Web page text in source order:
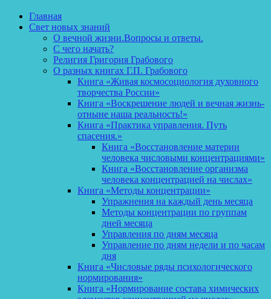
Главная
Свет новых знаний
О вечной жизни.Вопросы и ответы.
С чего начать?
Религия Григория Грабового
О разных книгах Г.П. Грабового
Книга «Живая космосоциология духовного
творчества России»
Книга «Воскрешение людей и вечная жизнь-
отныне наша реальность!»
Книга «Практика управления. Путь
спасения.»
Книга «Восстановление материи
человека числовыми концентрациями»
Книга «Восстановление организма
человека концентрацией на числах»
Книга «Методы концентрации»
Упражнения на каждый день месяца
Методы концентрации по группам
дней месяца
Управления по дням месяца
Управление по дням недели и по часам
дня
Книга «Числовые ряды психологического
нормирования»
Книга «Нормирование состава химических